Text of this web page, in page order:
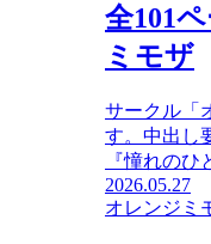
全101
ミモザ
サークル「
す。中出し
『憧れの
2026.05.27
オレンジミ